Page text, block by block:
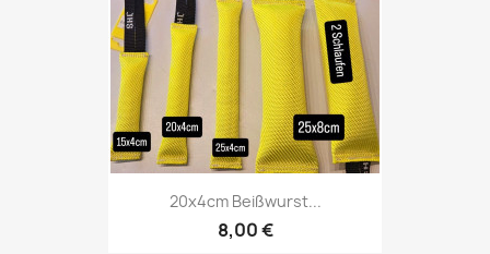
20x4cm Beißwurst...
8,00 €